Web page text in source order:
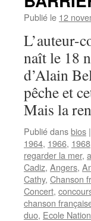
Publié le 12
L’auteur-
naît le 18
d’Alain
pêche et
Mais la
Publié dansbios |
1964, 1966, 1968
regarder la mer,
Cadiz, Angers,
Cathy, Chanson
Concert,
chanson
duo, Ecole